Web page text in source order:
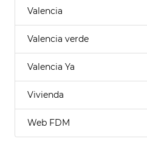
Valencia
Valencia verde
Valencia Ya
Vivienda
Web FDM